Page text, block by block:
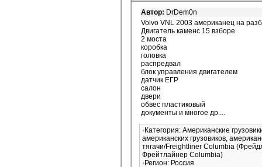
Автор: DrDem0n
Volvo VNL 2003 американец на
Двигатель каменс 15 взборе
2 моста
коробка
головка
распредвал
блок управления двигателем
датчик ЕГР
салон
двери
обвес пластиковый
документы и многое др....
Категория: Американские
американских грузовиков,
тягачи/Freightliner Columbia
Фрейтлайнер Columbia)
Регион: Россия